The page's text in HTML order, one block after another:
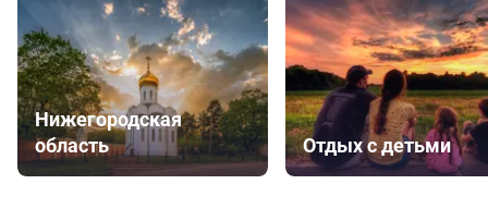
Нижегородская
область
Отдых с детьми